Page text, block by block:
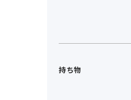
持ち物